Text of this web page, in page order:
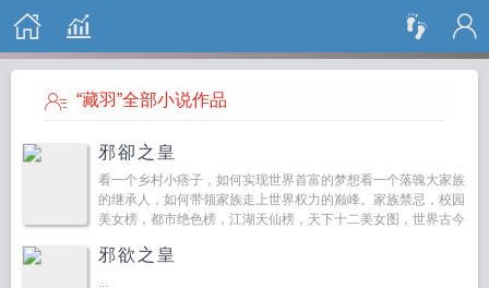
搜 索
“藏羽”全部小说作品
邪卻之皇
看一个乡村小痞子，如何实现世界首富的梦想看一个落魄大家族
的继承人，如何带领家族走上世界权力的巅峰。家族禁忌，校园
美女榜，都市绝色榜，江湖天仙榜，天下十二美女图，世界古今
邪欲之皇
...